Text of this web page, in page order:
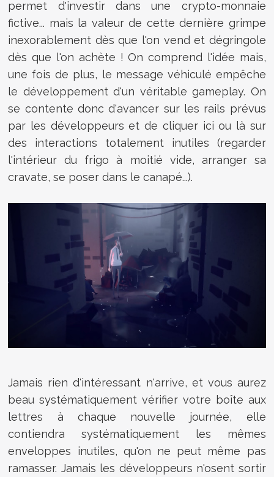
permet d'investir dans une crypto-monnaie
fictive... mais la valeur de cette dernière grimpe
inexorablement dès que l'on vend et dégringole
dès que l'on achète ! On comprend l'idée mais,
une fois de plus, le message véhiculé empêche
le développement d'un véritable gameplay. On
se contente donc d'avancer sur les rails prévus
par les développeurs et de cliquer ici ou là sur
des interactions totalement inutiles (regarder
l'intérieur du frigo à moitié vide, arranger sa
cravate, se poser dans le canapé...).
Jamais rien d'intéressant n'arrive, et vous aurez
beau systématiquement vérifier votre boîte aux
lettres à chaque nouvelle journée, elle
contiendra systématiquement les mêmes
enveloppes inutiles, qu'on ne peut même pas
ramasser. Jamais les développeurs n'osent sortir